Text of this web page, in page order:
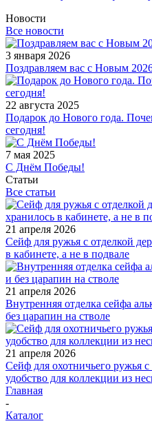
Новости
Все новости
3 января 2026
Поздравляем вас с Новым
22 августа 2025
Подарок до Нового года.
сегодня!
7 мая 2025
С Днём Победы!
Статьи
Все статьи
21 апреля 2026
Сейф для ружья с отделкой
в кабинете, а не в подвале
21 апреля 2026
Внутренняя отделка сейфа
без царапин на стволе
21 апреля 2026
Сейф для охотничьего ружья
удобство для коллекции из
Главная
-
Каталог